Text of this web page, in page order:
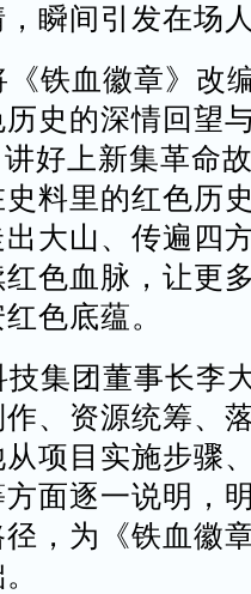
瞬间引发在场
铁血徽章》改
史的深情回望
好上新集革命
料里的红色历
大山、传遍四
色血脉，让更
色底蕴。
集团董事长李
、资源统筹、
项目实施步骤
面逐一说明，
，为《铁血徽